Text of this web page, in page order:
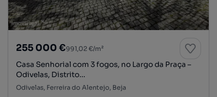
255 000 €991,02 €/m²
Casa Senhorial com 3 fogos, no Largo da Praça –
Odivelas, Distrito...
Odivelas, Ferreira do Alentejo, Beja